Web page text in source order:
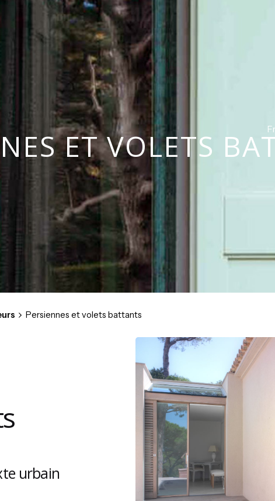
MATÉRIAUX ET FINITIONS
NOS CATALOGUES
SERVICE APRÈS-VENTE
ET MANUELS
ET VOLETS
Persiennes et volets battants
urbain